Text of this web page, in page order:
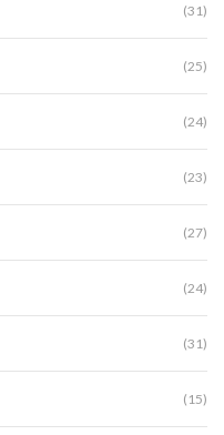
(31)
(25)
(24)
(23)
(27)
(24)
(31)
(15)